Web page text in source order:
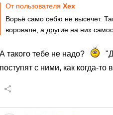
От пользователя Хех
Ворьё само себю не высечет.
воровале, а другие на них
А такого тебе не надо?
поступят с ними, как когда-то